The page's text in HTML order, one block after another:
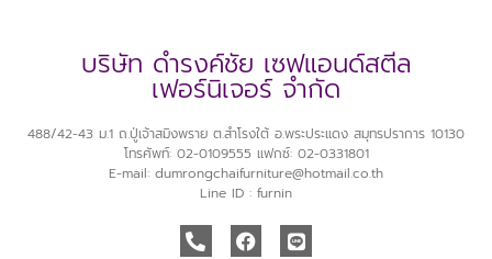
บริษัท ดำรงค์ชัย เซฟแอนด์สตีล
เฟอร์นิเจอร์ จำกัด
488/42-43 ม.1 ถ.ปู่เจ้าสมิงพราย ต.สำโรงใต้ อ.พระประแดง สมุทรปราการ 10130
โทรศัพท์: 02-0109555 แฟกซ์: 02-0331801
E-mail: dumrongchaifurniture@hotmail.co.th
Line ID : furnin